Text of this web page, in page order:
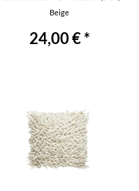
Beige
24,00 € *